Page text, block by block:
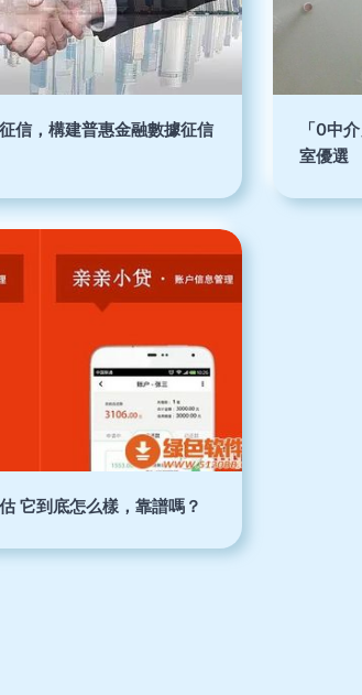
信，構建普惠金融數據征信
「0中
室優選
它到底怎么樣，靠譜嗎？